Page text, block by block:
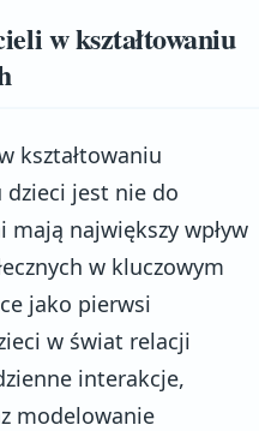
w kształtowaniu
kształtowaniu
dzieci jest nie do
mają największy wpływ
w kluczowym
jako pierwsi
w świat relacji
interakcje,
modelowanie